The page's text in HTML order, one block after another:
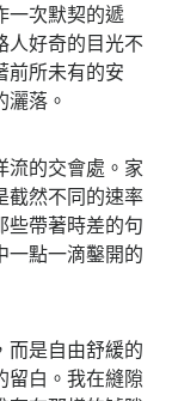
一次默契的遞
人好奇的目光不
前所未有的安
落。
的交會處。家
截然不同的速率
些帶著時差的句
一點一滴鑿開的
是自由舒緩的
留白。我在縫隙